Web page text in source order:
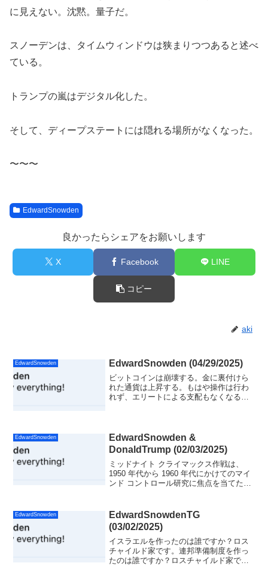
に見えない。沈黙。量子だ。
スノーデンは、タイムウィンドウは狭まりつつあると述べ
ている。
トランプの嵐はデジタル化した。
そして、ディープステートには隠れる場所がなくなった。
〜〜〜
EdwardSnowden
良かったらシェアをお願いします
X Facebook LINE
コピー
aki
EdwardSnowden EdwardSnowden (04/29/2025)
ビットコインは崩壊する。金に裏付けら
れた通貨は上昇する。もはや操作は行わ
れず、エリートによる支配もなくなる。
められない。
EdwardSnowden
EdwardSnowden &
DonaldTrump (02/03/2025)
ミッドナイト クライマックス作戦は、
1950 年代から 1960 年代にかけてのマイ
ンド コントロール研究に焦点を当てた、
ジェクトでした。
EdwardSnowden
EdwardSnowdenTG
(03/02/2025)
イスラエルを作ったのは誰ですか？ロス
チャイルド家です。連邦準備制度を作っ
たのは誰ですか？ロスチャイルド家で